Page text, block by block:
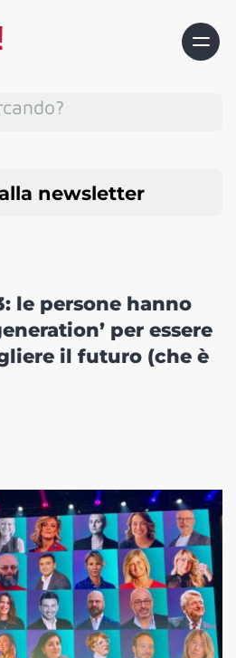
newsletter
le persone hanno
per essere
il futuro (che è